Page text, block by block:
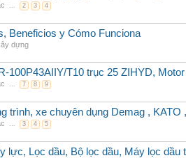
... 2 3 4
Beneficios y Cómo Funciona
dựng
100P43AIIY/T10 trục 25 ZIHYD,
... 7 8 9
trình, xe chuyên dụng Demag , KATO
... 3 4 5
lực, Lọc dầu, Bộ lọc dầu, Máy lọc